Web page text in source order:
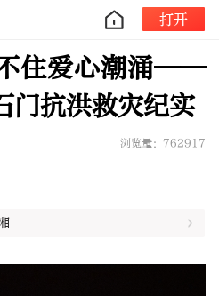
打开
住爱心潮涌——
门抗洪救灾纪实
浏览量：762917